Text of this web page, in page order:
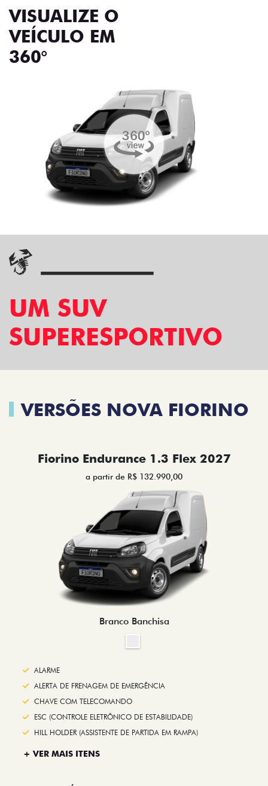
VISUALIZE O
VEÍCULO EM
360°
UM SUV
SUPERESPORTIVO
VERSÕES NOVA FIORINO
Fiorino Endurance 1.3 Flex 2027
a partir de R$ 132.990,00
Branco Banchisa
ALARME
ALERTA DE FRENAGEM DE EMERGÊNCIA
CHAVE COM TELECOMANDO
ESC (CONTROLE ELETRÔNICO DE ESTABILIDADE)
HILL HOLDER (ASSISTENTE DE PARTIDA EM RAMPA)
+ VER MAIS ITENS